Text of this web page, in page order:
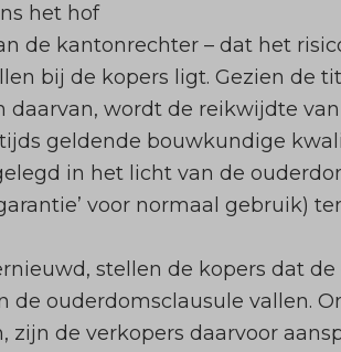
het hof
de kantonrechter – dat het
bij de kopers ligt. Gezien de
daarvan, wordt de reikwijdte
geldende bouwkundige
in het licht van de
voor normaal gebruik)
stellen de kopers dat
de ouderdomsclausule vallen.
de verkopers daarvoor